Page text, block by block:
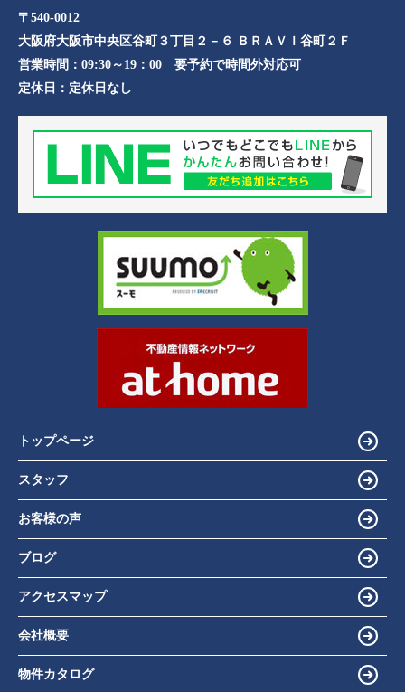
〒540-0012
大阪府大阪市中央区谷町３丁目２－６ ＢＲＡＶＩ谷町２Ｆ
営業時間： 09:30～19：00 要予約で時間外対応可
定休日： 定休日なし
トップページ
スタッフ
お客様の声
ブログ
アクセスマップ
会社概要
物件カタログ